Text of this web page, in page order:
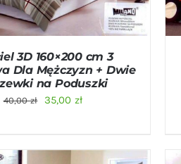
3D 160×200 cm 3
Dla Mężczyzn + Dwie
na Poduszki
40,00zł
Pierwotna
35,00 złAktualna
35,00 zł.